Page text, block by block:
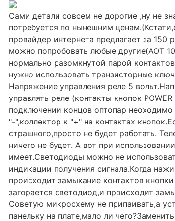
Сами детали совсем не дорогие ,ну не
потребуется по нынешним
провайдер интернета предлагает за 150
можно попробовать любые другие(АОТ
нормально разомкнутой парой
нужно использовать транзисторные
Напряжение управления реле 5
управлять реле (контакты кнопок
подключении концов оптопар
"-",коллектор к "+" на контактах
страшного,просто не будет работать.
ничего не будет. А вот при
имеет.Светодиоды можно не
индикации получения сигнала.Когда
происходит замыкание контактов
загорается светодиод,и происходит
Советую микросхему не припаивать,а
панельку на плате,мало ли